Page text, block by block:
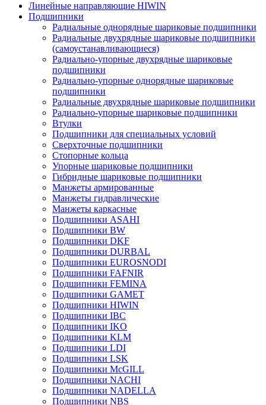
Линейные направляющие HIWIN
Подшипники
Радиальные однорядные шариковые подшипники
Радиальные двухрядные шариковые подшипники
(самоустанавливающиеся)
Радиально-упорные двухрядные шариковые
подшипники
Радиально-упорные однорядные шариковые
подшипники
Радиальные двухрядные шариковые подшипники
Радиально-упорные шариковые подшипники
Втулки
Подшипники для специальных условий
Сверхточные подшипники
Стопорные кольца
Упорные шариковые подшипники
Гибридные шариковые подшипники
Манжеты армированные
Манжеты гидравлические
Манжеты каркасные
Подшипники ASAHI
Подшипники BW
Подшипники DKF
Подшипники DURBAL
Подшипники EUROSNODI
Подшипники FAFNIR
Подшипники FEMINA
Подшипники GAMET
Подшипники HIWIN
Подшипники IBC
Подшипники IKO
Подшипники KLM
Подшипники LDI
Подшипники LSK
Подшипники McGILL
Подшипники NACHI
Подшипники NADELLA
Подшипники NBS